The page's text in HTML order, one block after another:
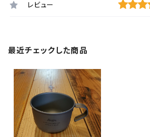
レビュー
最近チェックした商品